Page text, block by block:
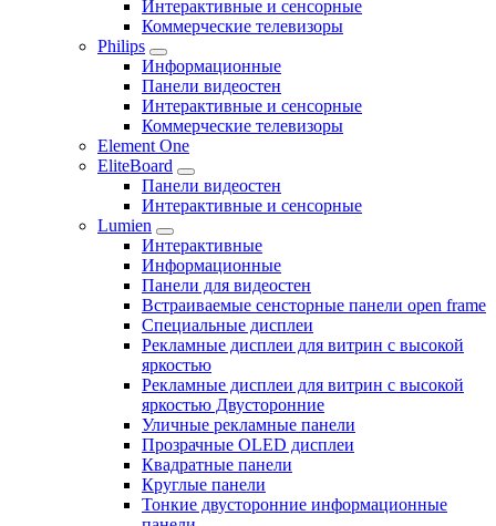
Интерактивные и сенсорные
Коммерческие телевизоры
Philips
Информационные
Панели видеостен
Интерактивные и сенсорные
Коммерческие телевизоры
Element One
EliteBoard
Панели видеостен
Интерактивные и сенсорные
Lumien
Интерактивные
Информационные
Панели для видеостен
Встраиваемые сенсторные панели open frame
Специальные дисплеи
Рекламные дисплеи для витрин с высокой
яркостью
Рекламные дисплеи для витрин с высокой
яркостью Двусторонние
Уличные рекламные панели
Прозрачные OLED дисплеи
Квадратные панели
Круглые панели
Тонкие двусторонние информационные